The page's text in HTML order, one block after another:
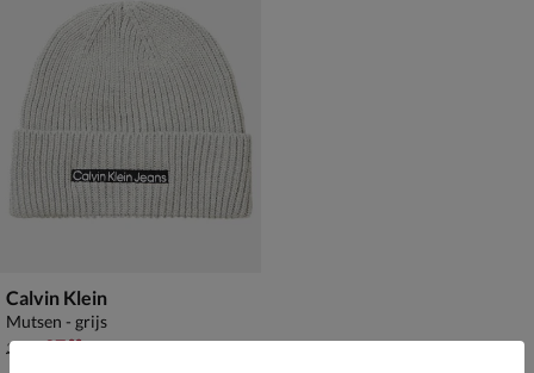
Calvin Klein
Mutsen - grijs
van € 39,99 voor € 27,99
39 27,99